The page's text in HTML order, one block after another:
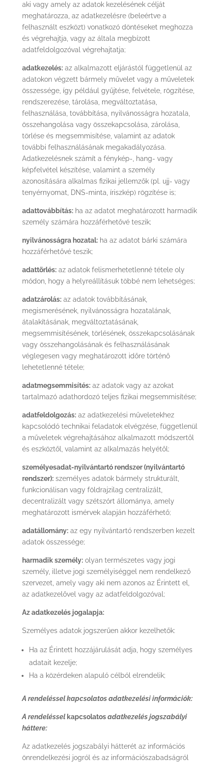
aki vagy amely az adatok kezelésének célját
meghatározza, az adatkezelésre (beleértve a
felhasznált eszközt) vonatkozó döntéseket meghozza
és végrehajtja, vagy az általa megbízott
adatfeldolgozóval végrehajtatja;
adatkezelés:az alkalmazott eljárástól függetlenül az
adatokon végzett bármely művelet vagy a műveletek
összessége, így például gyűjtése, felvétele, rögzítése,
rendszerezése, tárolása, megváltoztatása,
felhasználása, továbbítása, nyilvánosságra hozatala,
összehangolása vagy összekapcsolása, zárolása,
törlése és megsemmisítése, valamint az adatok
további felhasználásának megakadályozása.
Adatkezelésnek számít a fénykép-, hang- vagy
képfelvétel készítése, valamint a személy
azonosítására alkalmas fizikai jellemzők (pl. ujj- vagy
tenyérnyomat, DNS-minta, íriszkép) rögzítése is;
adattovábbítás:ha az adatot meghatározott harmadik
személy számára hozzáférhetővé teszik;
nyilvánosságra hozatal:ha az adatot bárki számára
hozzáférhetővé teszik;
adattörlés:az adatok felismerhetetlenné tétele oly
módon, hogy a helyreállításuk többé nem lehetséges;
adatzárolás:az adatok továbbításának,
megismerésének, nyilvánosságra hozatalának,
átalakításának, megváltoztatásának,
megsemmisítésének, törlésének, összekapcsolásának
vagy összehangolásának és felhasználásának
véglegesen vagy meghatározott időre történő
lehetetlenné tétele;
adatmegsemmisítés:az adatok vagy az azokat
tartalmazó adathordozó teljes fizikai megsemmisítése;
adatfeldolgozás:az adatkezelési műveletekhez
kapcsolódó technikai feladatok elvégzése, függetlenül
a műveletek végrehajtásához alkalmazott módszertől
és eszköztől, valamint az alkalmazás helyétől;
személyesadat-nyilvántartó rendszer (nyilvántartó
rendszer):személyes adatok bármely strukturált,
funkcionálisan vagy földrajzilag centralizált,
decentralizált vagy szétszórt állománya, amely
meghatározott ismérvek alapján hozzáférhető;
adatállomány:az egy nyilvántartó rendszerben kezelt
adatok összessége;
harmadik személy:olyan természetes vagy jogi
személy, illetve jogi személyiséggel nem rendelkező
szervezet, amely vagy aki nem azonos az Érintett el,
az adatkezelővel vagy az adatfeldolgozóval;
Az adatkezelés jogalapja:
Személyes adatok jogszerűen akkor kezelhetők:
Ha az Érintett hozzájárulását adja, hogy személyes
adatait kezelje;
Ha a közérdeken alapuló célból elrendelik;
A rendeléssel kapcsolatos adatkezelési információk:
A rendeléssel kapcsolatosadatkezelés jogszabályi
háttere:
Az adatkezelés jogszabályi hátterét az információs
önrendelkezési jogról és az információszabadságról